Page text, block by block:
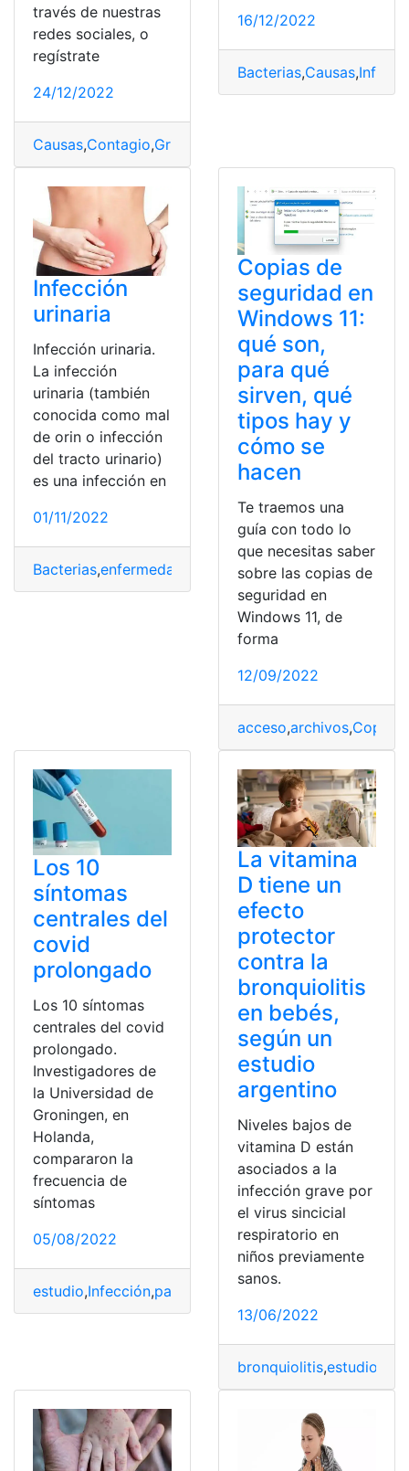
través de nuestras
redes sociales, o
regístrate
24/12/2022
Causas,Contagio,Gripe
16/12/2022
Bacterias,Causas,
Infección
urinaria
Infección urinaria.
La infección
urinaria (también
conocida como mal
de orin o infección
del tracto urinario)
es una infección en
01/11/2022
Bacterias,enfermedad Infección,Medicina,Salud
Copias de
seguridad en
Windows 11:
qué son,
para qué
sirven, qué
tipos hay y
cómo se
hacen
Te traemos una
guía con todo lo
que necesitas saber
sobre las copias de
seguridad en
Windows 11, de
forma
12/09/2022
acceso,archivos,Copias
Los 10
síntomas
centrales del
covid
prolongado
Los 10 síntomas
centrales del covid
prolongado.
Investigadores de
la Universidad de
Groningen, en
Holanda,
compararon la
frecuencia de
síntomas
05/08/2022
estudio,Infección,paciente
La vitamina
D tiene un
efecto
protector
contra la
bronquiolitis
en bebés,
según un
estudio
argentino
Niveles bajos de
vitamina D están
asociados a la
infección grave por
el virus sincicial
respiratorio en
niños previamente
sanos.
13/06/2022
bronquiolitis,estudio